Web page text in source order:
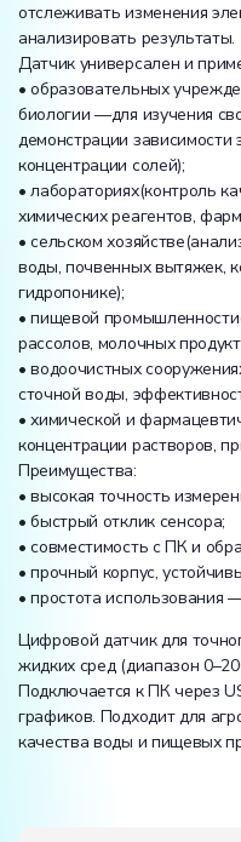
отслеживать изменения
анализировать результаты.
Датчик универсален и
• образовательных
биологии —для изучения
демонстрации зависимости
концентрации солей);
• лабораториях(контроль
химических реагентов,
• сельском
воды, почвенных вытяжек,
гидропонике);
• пищевой
рассолов, молочных
• водоочистных
сточной воды,
• химической и
концентрации растворов,
Преимущества:
• высокая точность
• быстрый отклик сенсора;
• совместимость с ПК и
• прочный корпус,
• простота использования
Цифровой датчик для
жидких сред (диапазон
Подключается к ПК через
графиков. Подходит для
качества воды и пищевых